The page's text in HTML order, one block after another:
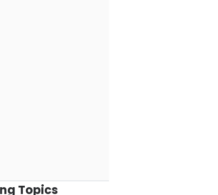
Topics